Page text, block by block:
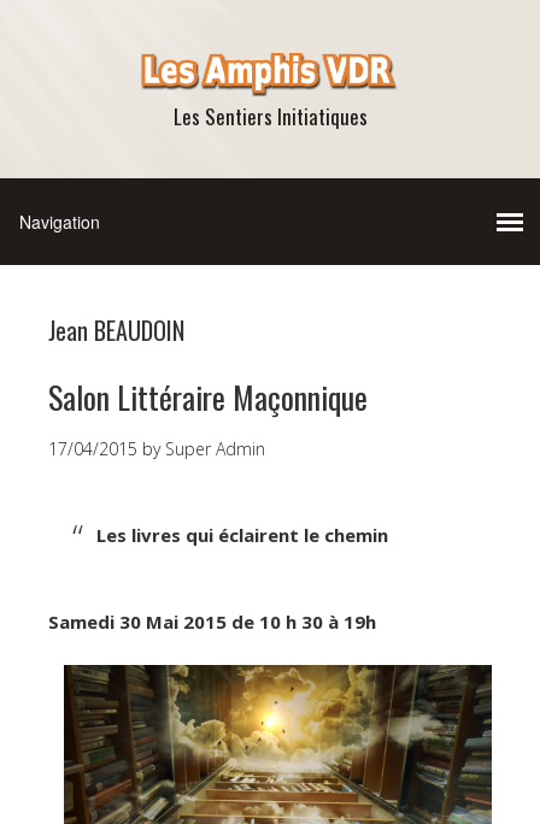
Les Sentiers Initiatiques
Jean BEAUDOIN
Salon Littéraire Maçonnique
17/04/2015 by Super Admin
Les livres qui éclairent le chemin
Samedi 30 Mai 2015 de 10 h 30 à 19h